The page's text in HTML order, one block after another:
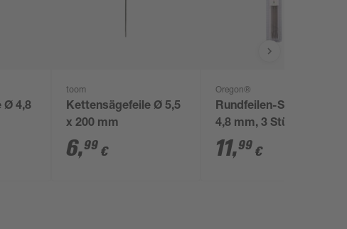
Ø 4,8
toom
Kettensägefeile Ø 5,5
x 200 mm
6,99 €
Oregon®
Rundfeilen-Set D5, Ø
4,8 mm, 3 Stück
11,99 €